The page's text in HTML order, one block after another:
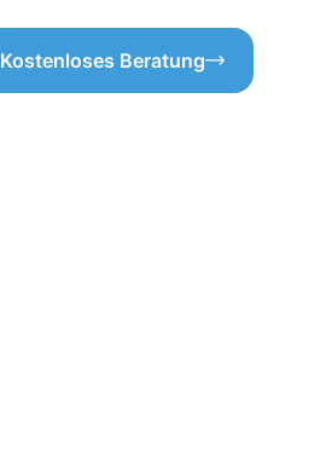
Kostenloses Beratung